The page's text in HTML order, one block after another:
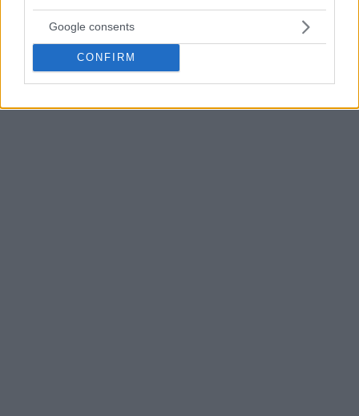
Google consents
CONFIRM
contra losMinnesota Timberwolvesen los playoffs de la